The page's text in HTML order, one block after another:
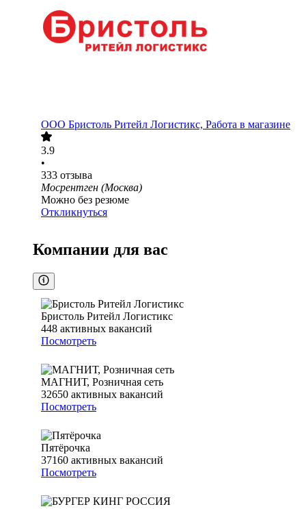
ООО Бристоль Ритейл Логистикс, Работа в магазине
3.9
•
333 отзыва
Мосрентген (Москва)
Можно без резюме
Откликнуться
Компании для вас
Бристоль Ритейл Логистикс
448 активных вакансий
Посмотреть
МАГНИТ, Розничная сеть
32650 активных вакансий
Посмотреть
Пятёрочка
37160 активных вакансий
Посмотреть